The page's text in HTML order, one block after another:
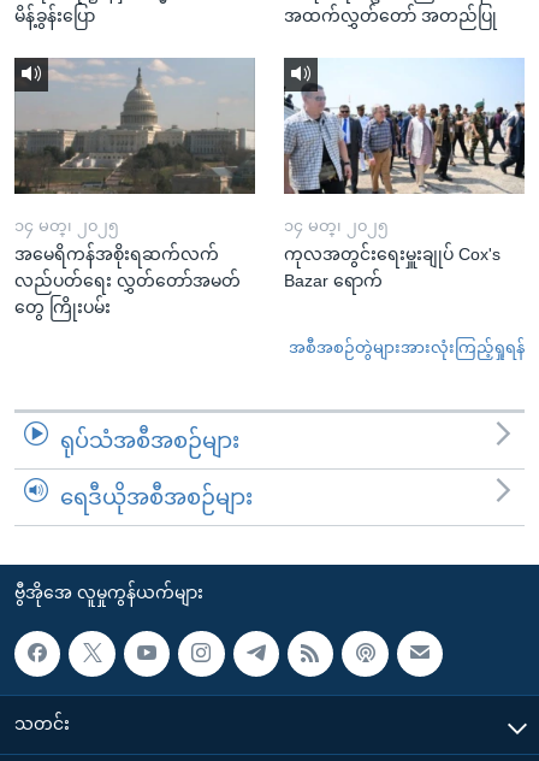
မိန့်ခွန်းပြော
အထက်လွှတ်တော် အတည်ပြု
၁၄ မတ္၊ ၂၀၂၅
အမေရိကန်အစိုးရဆက်လက်
လည်ပတ်ရေး လွှတ်တော်အမတ်
တွေ ကြိုးပမ်း
၁၄ မတ္၊ ၂၀၂၅
ကုလအတွင်းရေးမှူးချုပ် Cox's
Bazar ရောက်
အစီအစဉ်တွဲများအားလုံးကြည့်ရှုရန်
ရုပ်သံအစီအစဉ်များ
ရေဒီယိုအစီအစဉ်များ
ဗွီအိုအေ လူမှုကွန်ယက်များ
သတင်း